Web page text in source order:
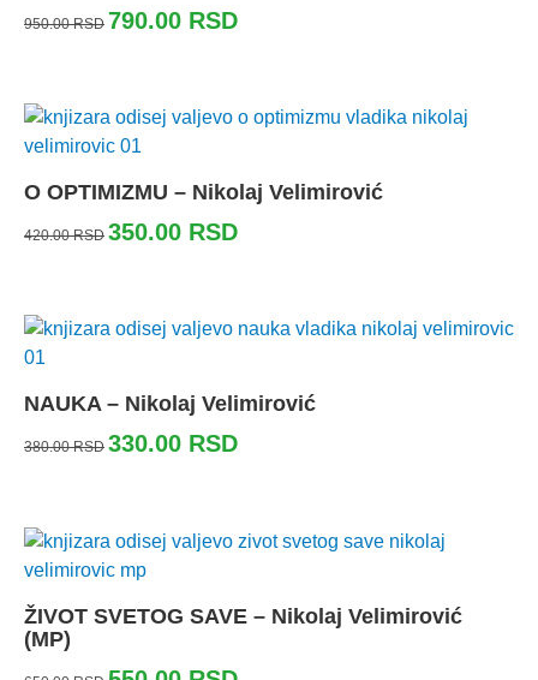
950.00RSD 790.00 RSD
O OPTIMIZMU – Nikolaj Velimirović
420.00RSD 350.00 RSD
NAUKA – Nikolaj Velimirović
380.00RSD 330.00 RSD
ŽIVOT SVETOG SAVE – Nikolaj Velimirović
(MP)